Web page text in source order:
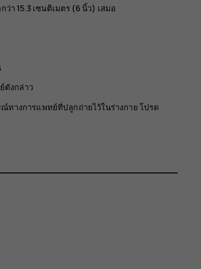
า 15.3 เซนติเมตร (6 นิ้ว) เสมอ
ดังกล่าว
างการแพทย์ที่ปลูกถ่ายไว้ในร่างกาย โปรด